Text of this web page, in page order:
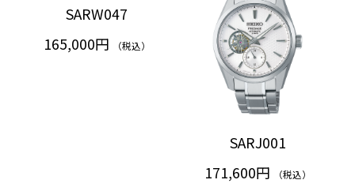
SARW047
165,000円
（税込）
SARJ001
171,600円
（税込）